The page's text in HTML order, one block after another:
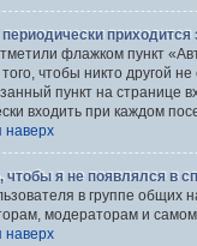
флажком пункт
чтобы никто другой
пункт на странице
входить при каждом
наверх
чтобы я не появлялся в
в группе
модераторам и
наверх